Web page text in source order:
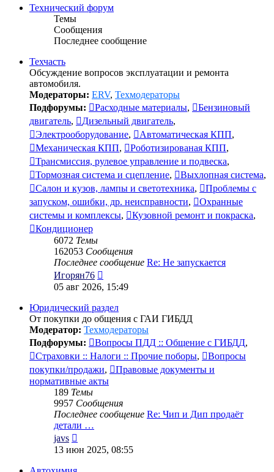
сообщению
Технический форум
Темы
Сообщения
Последнее сообщение
Техчасть
Обсуждение вопросов эксплуатации и ремонта
автомобиля.
Модераторы: ERV, Техмодераторы
Подфорумы:
Расходные материалы,
Бензиновый
двигатель, Дизельный двигатель,
Электрооборудование, Автоматическая КПП,
Механическая КПП, Роботизированая КПП,
Трансмиссия, рулевое управление и подвеска,
Тормозная система и сцепление, Выхлопная система,
Салон и кузов, лампы и светотехника,
Проблемы с
запуском, ошибки, др. неисправности,
Охранные
системы и комплексы, Кузовной ремонт и покраска,
Кондиционер
6072 Темы
162053 Сообщения
Последнее сообщение Re: Не запускается
Игорян76
к
сообщению
05 авг 2026, 15:49
Юридический раздел
От покупки до общения с ГАИ ГИБДД
Модератор: Техмодераторы
Подфорумы:
Вопросы ПДД :: Общение с ГИБДД,
Страховки :: Налоги :: Прочие поборы,
Вопросы
покупки/продажи,
Правовые документы и
нормативные акты
189 Темы
9957 Сообщения
Последнее сообщение Re: Чип и Дип продаёт
детали …
javs
к
13 июн 2025, 08:55